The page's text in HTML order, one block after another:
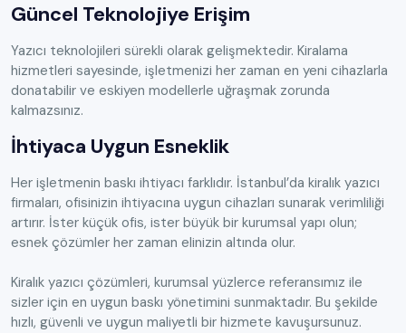
Güncel Teknolojiye Erişim
Yazıcı teknolojileri sürekli olarak gelişmektedir. Kiralama
hizmetleri sayesinde, işletmenizi her zaman en yeni cihazlarla
donatabilir ve eskiyen modellerle uğraşmak zorunda
kalmazsınız.
İhtiyaca Uygun Esneklik
Her işletmenin baskı ihtiyacı farklıdır. İstanbul’da kiralık yazıcı
firmaları, ofisinizin ihtiyacına uygun cihazları sunarak verimliliği
artırır. İster küçük ofis, ister büyük bir kurumsal yapı olun;
esnek çözümler her zaman elinizin altında olur.
Kiralık yazıcı çözümleri, kurumsal yüzlerce referansımız ile
sizler için en uygun baskı yönetimini sunmaktadır. Bu şekilde
hızlı, güvenli ve uygun maliyetli bir hizmete kavuşursunuz.